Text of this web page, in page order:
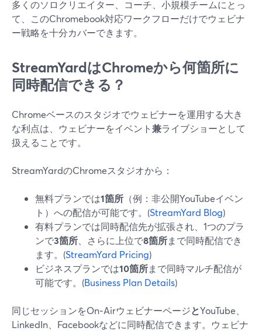
多くのソロクリエイター、コーチ、小規模チームにとっ
て、このChromebook対応ワークフローだけでウェビナ
ー戦略を十分カバーできます。
StreamYardはChromeから何箇所に
同時配信できる？
Chromeベースのスタジオでウェビナーを運用する大き
な利点は、ウェビナーをイベント兼ライブショーとして
扱えることです。
StreamYardのChromeスタジオから：
無料プランでは1箇所 （例：非公開YouTubeイベン
ト）への配信が可能です。(StreamYard Blog)
有料プランでは同時配信先が拡張され、1つのプラ
ンで3箇所 、さらに上位で8箇所まで同時配信でき
ます。(StreamYard Pricing)
ビジネスプランでは10箇所まで同時マルチ配信が
可能です。(Business Plan Details)
同じセッションをOn‑AirウェビナーページとYouTube、
LinkedIn、Facebookなどに同時配信できます。ウェビナ